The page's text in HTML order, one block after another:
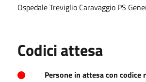
Ospedale Treviglio Caravaggio PS
Codici attesa
Persone in attesa con codice